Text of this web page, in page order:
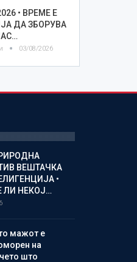
• ВРЕМЕ Е
ДА ЗБОРУВА
03/08/2026
ВЕШТАЧКА
•
ЛИ НЕКОЈ…
мажот е
на
што